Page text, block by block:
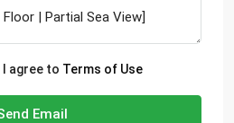
agree to Terms of Use
Email